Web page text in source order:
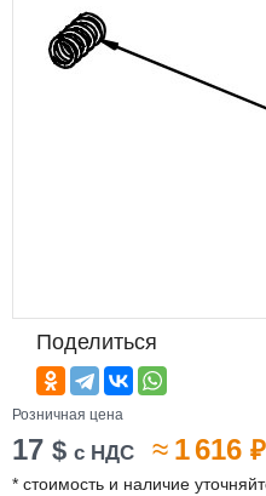
Поделиться
Розничная цена
17 $ с НДС ≈ 1 616 ₽
* стоимость и наличие